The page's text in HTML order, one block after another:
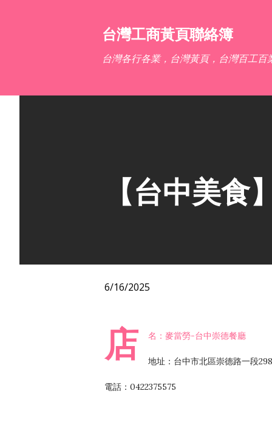
台灣工商黃頁聯絡簿
台灣各行各業，台灣黃頁，台灣百工百
【台中美
6/16/2025
店 名：麥當勞-台中崇德餐廳
地址：台中市北區崇德路一段
電話：0422375575